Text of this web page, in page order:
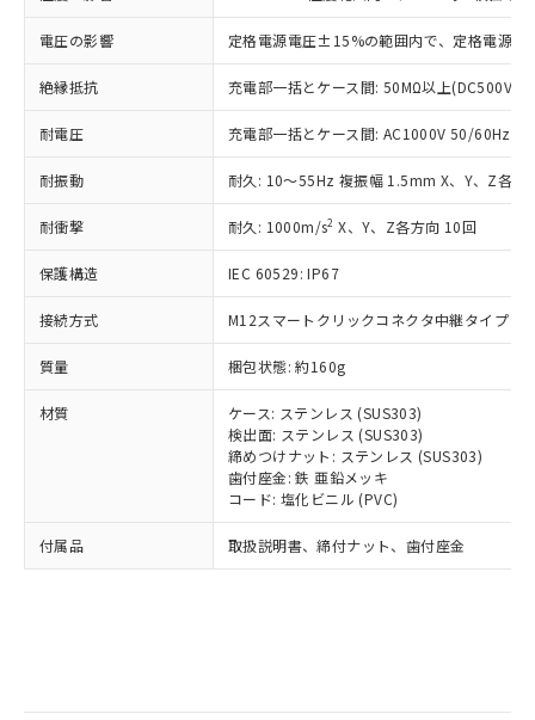
電圧の影響 定格電源電圧±15%の範囲内で、定格電源
絶縁抵抗 充電部一括とケース間: 50MΩ以上(DC500Vメ
耐電圧 充電部一括とケース間: AC1000V 50/60Hz
耐振動 耐久: 10～55Hz 複振幅 1.5mm X、Y、Z各方
耐衝撃 耐久: 1000m/s2 X、Y、Z各方向 10回
保護構造 IEC 60529: IP67
接続方式 M12スマートクリックコネクタ中継タイプ
質量 梱包状態: 約160g
材質
ケース: ステンレス (SUS303)
検出面: ステンレス (SUS303)
締めつけナット: ステンレス (SUS303)
歯付座金: 鉄 亜鉛メッキ
コード: 塩化ビニル (PVC)
付属品 取扱説明書、締付ナット、歯付座金
ことをご了承ください。
在庫状況および標準価格照会結果は、
記載している更新日時点での社内デー
タに基づき作成されるものであり、閲
準価格とは異なる場合があることをご
了承ください。
正式な納期状況および標準価格はお客
様のお取引先、またはお客様担当のオ
ムロン制御機器販売店・当社販売員に
ご相談ください。
オムロン制御機器販売店や当社販売拠
販売ネットワーク
」をご確認
ください。
在庫状況および標準価格結果を当社の
事前の承諾なく第三者に漏洩または開
示しないようお願いします。
マイパーツ機能（部品リスト作成サー
ビス）をご利用いただくには、I-Web
メンバーズにご登録されている必要が
あります。
お客様が当ウェブサイト上で当社にご
登録された部品リストについて、当社
いたものが、含有品と判明した場合などや
むを得ず変更することがあります。
*EU RoHS指令（10物質）：
鉛(Pb) 1000ppm以下、 水銀(Hg) 1000ppm以下、 カド
六価クロム(Cr(Ⅵ)) 1000ppm以下、ポリ臭化ビフェニル
類(PBB) 1000ppm以下、ポリ臭化ジフェニルエーテル類
(PBDE) 1000ppm以下、フタル酸ビス(2-エチルヘキシ
ル) (DEHP)(別名：DOP) 1000ppm以下、フタル酸ブチ
ルベンジル（BBP） 1000ppm以下、フタル酸ジブチル
（DBP） 1000ppm以下、フタル酸ジイソブチル
適用除外項目は除く。
フタル酸エステル類の４物質については閾値を超える意
図的な使用がないことを確認しています。
※2 対応予定月
部品在庫の切り替え状況などにより、予定
月が前後することがあります。
※3 非含有証明書ダウンロード
51物質の非含有証明書（当社基準）
「－」：未確認です。当社販売部門へお問
い合わせください。
Cr(Ⅵ)(六価クロム) : 1000ppm、 PBBs(ポリ臭化ビフェ
ニル類) : 1000ppm、 PBDEs(ポリ臭化ジフェニルエーテ
イソブチル) : 1000ppm、 BBP(フタル酸ブチルベンジ
DEHP(フタル酸ビス(2-エチルヘキシル)) : 1000ppm
※2 環境保護使用期限
「ｅ」：有害物質（10物質）のすべてが基
準値以下であることを示します。
「10」：通常の使用状況下において有害物
質が外部に漏えいし、環境に深刻な影響を
及ぼさない年数を意味します。
「－」：未確認です。当社販売部門へお問
い合わせください。
当社は、これら貴社製品のうち、外国
為替および外国貿易法に定める商品
（以下｢規制貨物等」という）を輸出
または国外への提供する場合は、日本
国政府の輸出許可(または役務取引許
可)を取得するなどの必要な手続きを
とります。
当社は規制貨物を破棄する場合は、完
全に破砕するなど、違法に輸出されな
いよう必要な手段を講じます。
当社は貴社製品を、核兵器、ミサイ
武器並びにこれらの製造装置等に一切
使用いたしません。
当社は、貴社製品を第三者に販売する
場合は、上記1、2および3の内容を当
該第三者に通知します。また当社は、
販売先および販売に係わる関係者が違
法に輸出するおそれがある場合は、取
り引きをいたしません。
一定数以上の在庫あり
一定数には満たないが在庫あり
在庫なし(最新の在庫状況につ
いては、お客様のお取引先、ま
たはお客様担当のオムロン制御
機器販売店・当社販売員にご確
認ください)
受注生産機種、また在庫状況の
情報を公開していない機種